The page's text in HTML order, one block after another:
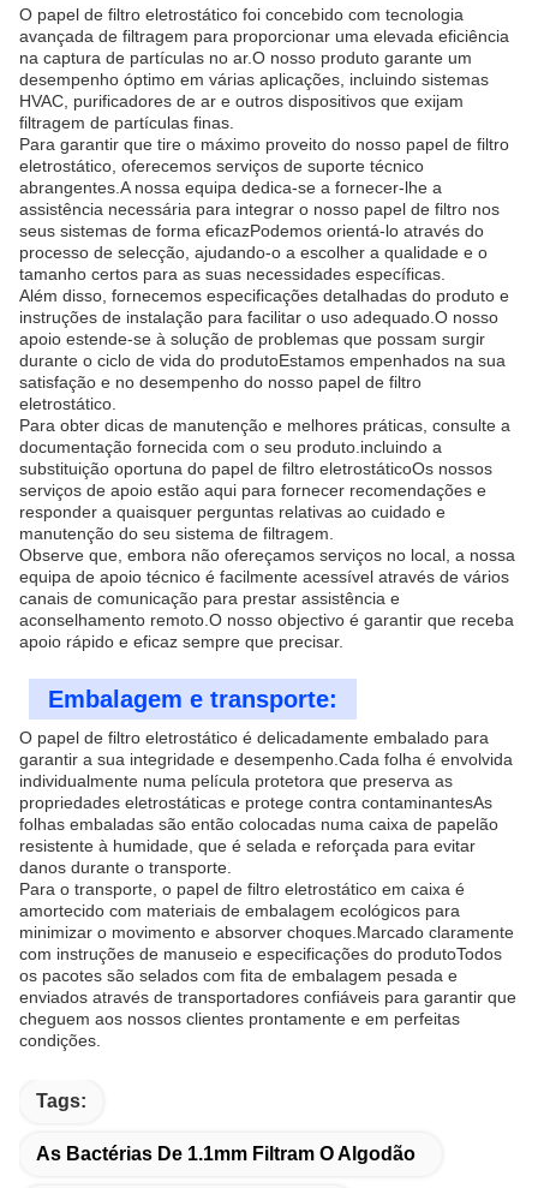
O papel de filtro eletrostático foi concebido com tecnologia
avançada de filtragem para proporcionar uma elevada eficiência
na captura de partículas no ar.O nosso produto garante um
desempenho óptimo em várias aplicações, incluindo sistemas
HVAC, purificadores de ar e outros dispositivos que exijam
filtragem de partículas finas.
Para garantir que tire o máximo proveito do nosso papel de filtro
eletrostático, oferecemos serviços de suporte técnico
abrangentes.A nossa equipa dedica-se a fornecer-lhe a
assistência necessária para integrar o nosso papel de filtro nos
seus sistemas de forma eficazPodemos orientá-lo através do
processo de selecção, ajudando-o a escolher a qualidade e o
tamanho certos para as suas necessidades específicas.
Além disso, fornecemos especificações detalhadas do produto e
instruções de instalação para facilitar o uso adequado.O nosso
apoio estende-se à solução de problemas que possam surgir
durante o ciclo de vida do produtoEstamos empenhados na sua
satisfação e no desempenho do nosso papel de filtro
eletrostático.
Para obter dicas de manutenção e melhores práticas, consulte a
documentação fornecida com o seu produto.incluindo a
substituição oportuna do papel de filtro eletrostáticoOs nossos
serviços de apoio estão aqui para fornecer recomendações e
responder a quaisquer perguntas relativas ao cuidado e
manutenção do seu sistema de filtragem.
Observe que, embora não ofereçamos serviços no local, a nossa
equipa de apoio técnico é facilmente acessível através de vários
canais de comunicação para prestar assistência e
aconselhamento remoto.O nosso objectivo é garantir que receba
apoio rápido e eficaz sempre que precisar.
Embalagem e transporte:
O papel de filtro eletrostático é delicadamente embalado para
garantir a sua integridade e desempenho.Cada folha é envolvida
individualmente numa película protetora que preserva as
propriedades eletrostáticas e protege contra contaminantesAs
folhas embaladas são então colocadas numa caixa de papelão
resistente à humidade, que é selada e reforçada para evitar
danos durante o transporte.
Para o transporte, o papel de filtro eletrostático em caixa é
amortecido com materiais de embalagem ecológicos para
minimizar o movimento e absorver choques.Marcado claramente
com instruções de manuseio e especificações do produtoTodos
os pacotes são selados com fita de embalagem pesada e
enviados através de transportadores confiáveis para garantir que
cheguem aos nossos clientes prontamente e em perfeitas
condições.
Tags:
As Bactérias De 1.1mm Filtram O Algodão